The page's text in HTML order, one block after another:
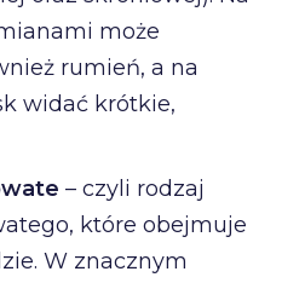
może
rumień, a na
widać krótkie,
– czyli rodzaj
które obejmuje
W znacznym